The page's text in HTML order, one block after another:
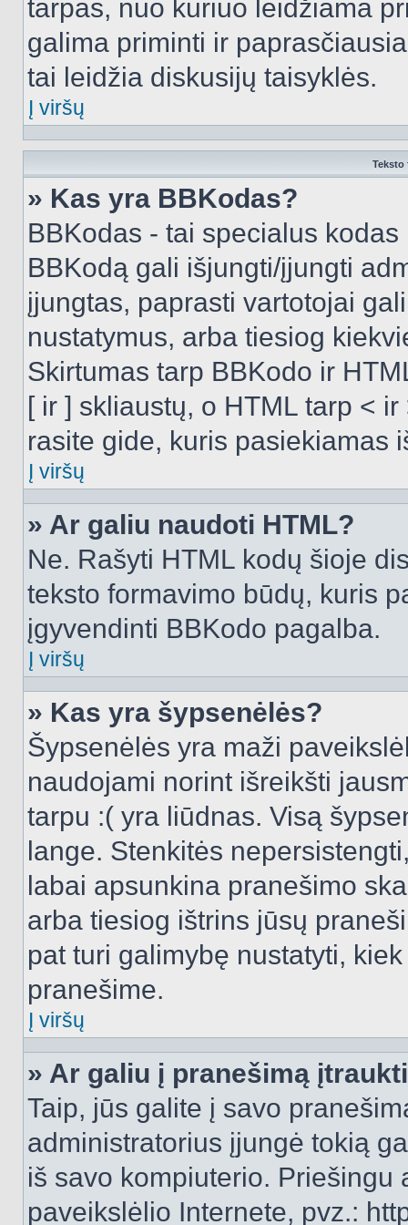
tarpas, nuo kuriuo leidžiama
galima priminti ir
tai leidžia diskusijų taisyklės.
Į viršų
Teksto
» Kas yra BBKodas?
BBKodas - tai specialus
BBKodą gali išjungti/įjungti
įjungtas, paprasti vartotojai
nustatymus, arba tiesiog
Skirtumas tarp BBKodo ir
[ ir ] skliaustų, o HTML tarp <
rasite gide, kuris pasiekiamas
Į viršų
» Ar galiu naudoti HTML?
Ne. Rašyti HTML kodų šioje
teksto formavimo būdų, kuris
įgyvendinti BBKodo pagalba.
Į viršų
» Kas yra šypsenėlės?
Šypsenėlės yra maži
naudojami norint išreikšti
tarpu :( yra liūdnas. Visą
lange. Stenkitės
labai apsunkina pranešimo
arba tiesiog ištrins jūsų
pat turi galimybę nustatyti,
pranešime.
Į viršų
» Ar galiu į pranešimą
Taip, jūs galite į savo
administratorius įjungė tokią
iš savo kompiuterio.
paveikslėlio Internete, pvz.: